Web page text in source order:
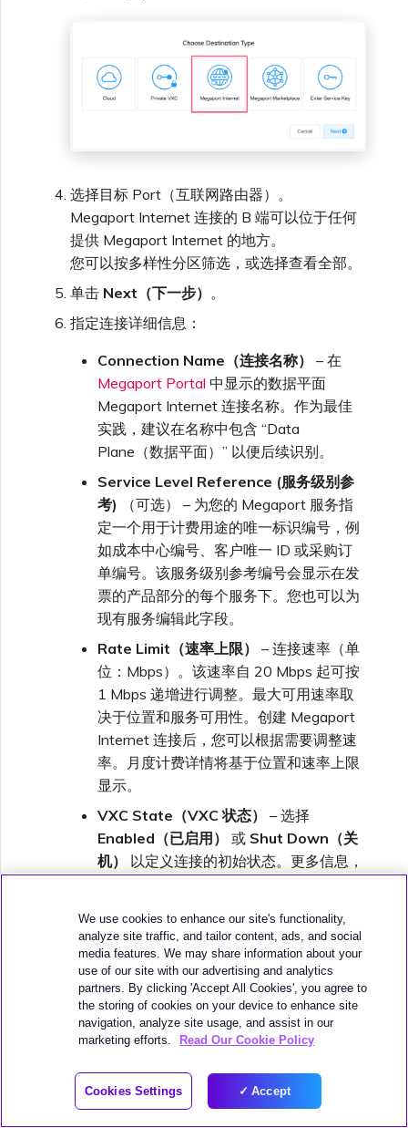
选择目标 Port（互联网路由器）。
Megaport Internet 连接的 B 端可以位于任何
提供 Megaport Internet 的地方。
您可以按多样性分区筛选，或选择查看全部。
单击 Next（下一步） 。
指定连接详细信息：
Connection Name（连接名称）
– 在
Megaport Portal 中显示的数据平面
Megaport Internet 连接名称。作为最佳
实践，建议在名称中包含 “Data
Plane（数据平面）” 以便后续识别。
Service Level Reference (服务级别参
考) （可选） – 为您的 Megaport 服务指
定一个用于计费用途的唯一标识编号，例
如成本中心编号、客户唯一 ID 或采购订
单编号。该服务级别参考编号会显示在发
票的产品部分的每个服务下。您也可以为
现有服务编辑此字段。
Rate Limit（速率上限）
– 连接速率（单
位：Mbps）。该速率自 20 Mbps 起可按
1 Mbps 递增进行调整。最大可用速率取
决于位置和服务可用性。创建 Megaport
Internet 连接后，您可以根据需要调整速
率。月度计费详情将基于位置和速率上限
显示。
VXC State（VXC 状态）
– 选择
Enabled（已启用）
或 Shut Down（关
机）
以定义连接的初始状态。更多信息，
注意
如果您选择Shut Down（关机），流量将不会
通过此服务，并且该连接在 Megaport 网络中
将表现为中断状态。此服务的计费仍将保持有
效，您仍会为该连接付费。
中选择vNIC-1 Data Plane。
We use cookies to enhance our site's functionality,
analyze site traffic, and tailor content, ads, and social
media features. We may share information about your
use of our site with our advertising and analytics
partners. By clicking 'Accept All Cookies', you agree to
the storing of cookies on your device to enhance site
navigation, analyze site usage, and assist in our
marketing efforts.
Read Our Cookie Policy
Cookies Settings Accept